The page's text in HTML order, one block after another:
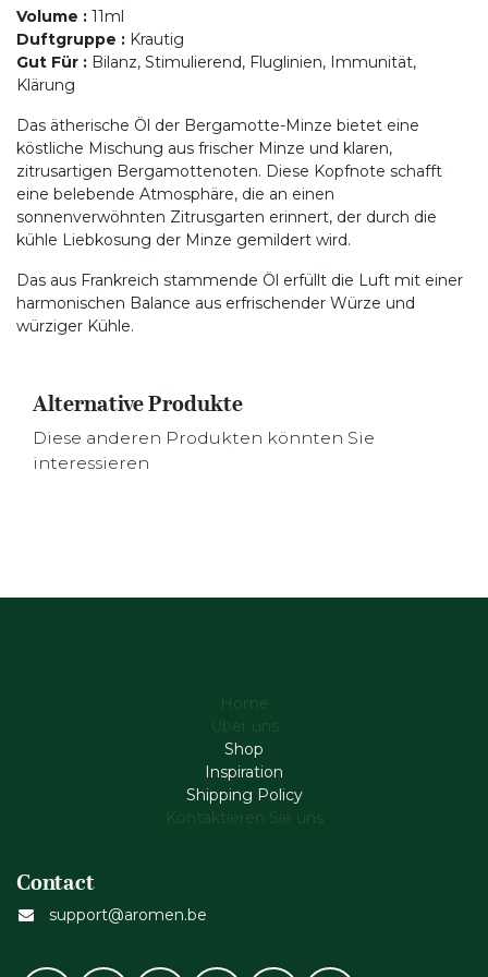
Volume : 11ml
Duftgruppe : Krautig
Gut Für : Bilanz, Stimulierend, Fluglinien, Immunität,
Klärung
Das ätherische Öl der Bergamotte-Minze bietet eine
köstliche Mischung aus frischer Minze und klaren,
zitrusartigen Bergamottenoten. Diese Kopfnote schafft
eine belebende Atmosphäre, die an einen
sonnenverwöhnten Zitrusgarten erinnert, der durch die
kühle Liebkosung der Minze gemildert wird.
Das aus Frankreich stammende Öl erfüllt die Luft mit einer
harmonischen Balance aus erfrischender Würze und
würziger Kühle.
Alternative Produkte
Diese anderen Produkten könnten Sie
interessieren
Home
Über uns
Shop
Inspiration
Shipping Policy
Kontaktieren Sie uns
Contact
support@aromen.be